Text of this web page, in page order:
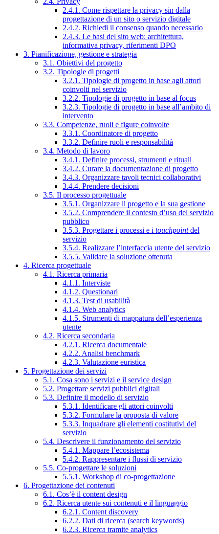
2.4.1. Come rispettare la privacy sin dalla
progettazione di un sito o servizio digitale
2.4.2. Richiedi il consenso quando necessario
2.4.3. Le basi del sito web: architettura,
informativa privacy, riferimenti DPO
3. Pianificazione, gestione e strategia
3.1. Obiettivi del progetto
3.2. Tipologie di progetti
3.2.1. Tipologie di progetto in base agli attori
coinvolti nel servizio
3.2.2. Tipologie di progetto in base al focus
3.2.3. Tipologie di progetto in base all’ambito di
intervento
3.3. Competenze, ruoli e figure coinvolte
3.3.1. Coordinatore di progetto
3.3.2. Definire ruoli e responsabilità
3.4. Metodo di lavoro
3.4.1. Definire processi, strumenti e rituali
3.4.2. Curare la documentazione di progetto
3.4.3. Organizzare tavoli tecnici collaborativi
3.4.4. Prendere decisioni
3.5. Il processo progettuale
3.5.1. Organizzare il progetto e la sua gestione
3.5.2. Comprendere il contesto d’uso del servizio
pubblico
3.5.3. Progettare i processi e i touchpointdel
servizio
3.5.4. Realizzare l’interfaccia utente del servizio
3.5.5. Validare la soluzione ottenuta
4. Ricerca progettuale
4.1. Ricerca primaria
4.1.1. Interviste
4.1.2. Questionari
4.1.3. Test di usabilità
4.1.4. Web analytics
4.1.5. Strumenti di mappatura dell’esperienza
utente
4.2. Ricerca secondaria
4.2.1. Ricerca documentale
4.2.2. Analisi benchmark
4.2.3. Valutazione euristica
5. Progettazione dei servizi
5.1. Cosa sono i servizi e il service design
5.2. Progettare servizi pubblici digitali
5.3. Definire il modello di servizio
5.3.1. Identificare gli attori coinvolti
5.3.2. Formulare la proposta di valore
5.3.3. Inquadrare gli elementi costitutivi del
servizio
5.4. Descrivere il funzionamento del servizio
5.4.1. Mappare l’ecosistema
5.4.2. Rappresentare i flussi di servizio
5.5. Co-progettare le soluzioni
5.5.1. Workshop di co-progettazione
6. Progettazione dei contenuti
6.1. Cos’è il content design
6.2. Ricerca utente sui contenuti e il linguaggio
6.2.1. Content discovery
6.2.2. Dati di ricerca (search keywords)
6.2.3. Ricerca tramite analytics